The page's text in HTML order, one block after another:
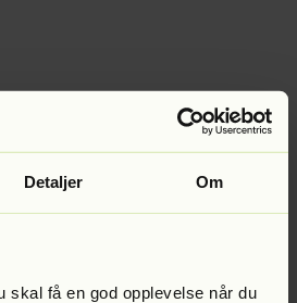
Detaljer Om
skal få en god opplevelse når du